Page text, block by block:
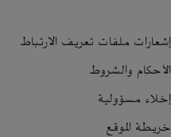
إشعارات ملفات تعريف الارتباط
الأحكام والشروط
إخلاء مسؤولية
خريطة الموقع